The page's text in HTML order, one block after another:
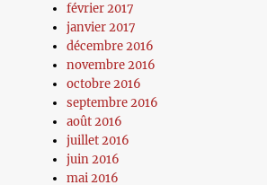
février 2017
janvier 2017
décembre 2016
novembre 2016
octobre 2016
septembre 2016
août 2016
juillet 2016
juin 2016
mai 2016